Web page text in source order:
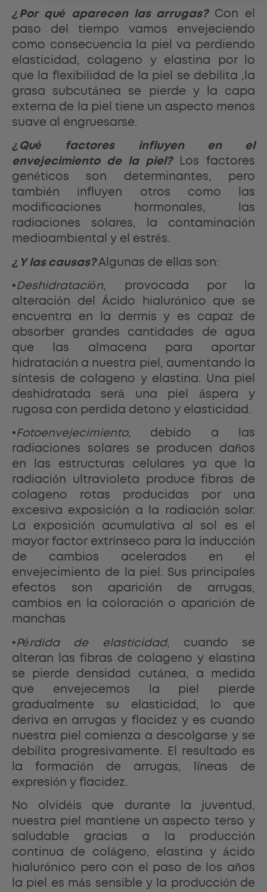
¿Por qué aparecen las arrugas?Con el
paso del tiempo vamos envejeciendo
como consecuencia la piel va perdiendo
elasticidad, colageno y elastina por lo
que la flexibilidad de la piel se debilita ,la
grasa subcutánea se pierde y la capa
externa de la piel tiene un aspecto menos
suave al engruesarse.
¿Qué factores influyen en el
envejecimiento de la piel?Los factores
genéticos son determinantes, pero
también influyen otros como las
modificaciones hormonales, las
radiaciones solares, la contaminación
medioambiental y el estrés.
¿Y las causas?Algunas de ellas son:
•Deshidratación, provocada por la
alteración del Ácido hialurónico que se
encuentra en la dermis y es capaz de
absorber grandes cantidades de agua
que las almacena para aportar
hidratación a nuestra piel, aumentando la
síntesis de colageno y elastina. Una piel
deshidratada será una piel áspera y
rugosa con perdida detono y elasticidad.
•Fotoenvejecimiento, debido a las
radiaciones solares se producen daños
en las estructuras celulares ya que la
radiación ultravioleta produce fibras de
colageno rotas producidas por una
excesiva exposición a la radiación solar.
La exposición acumulativa al sol es el
mayor factor extrínseco para la inducción
de cambios acelerados en el
envejecimiento de la piel. Sus principales
efectos son aparición de arrugas,
cambios en la coloración o aparición de
manchas
•Pérdida de elasticidad, cuando se
alteran las fibras de colageno y elastina
se pierde densidad cutánea, a medida
que envejecemos la piel pierde
gradualmente su elasticidad, lo que
deriva en arrugas y flacidez y es cuando
nuestra piel comienza a descolgarse y se
debilita progresivamente. El resultado es
la formación de arrugas, líneas de
expresión y flacidez.
No olvidéis que durante la juventud,
nuestra piel mantiene un aspecto terso y
saludable gracias a la producción
continua de colágeno, elastina y ácido
hialurónico pero con el paso de los años
la piel es más sensible y la producción de